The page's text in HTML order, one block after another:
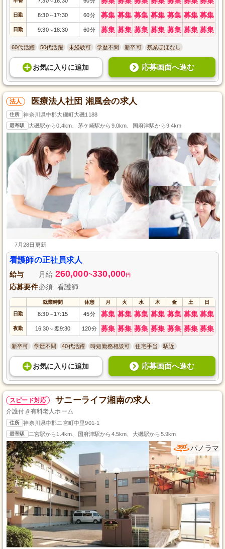
日勤 8:30～ 17:30 60分 募集 募集 募集 募集 募集 募集 募集
日勤 9:30～ 18:30 60分 募集 募集 募集 募集 募集 募集 募集
60代活躍 50代活躍 未経験可 学歴不問 新卒可 残業ほぼなし
お気に入り に追加 応募画面へ進む
法人 医療法人社団 湘風会の求人
住所 神奈川県中郡大磯町大磯1188
最寄駅 大磯駅から0.4km、茅ケ崎駅から9.0km、国府津駅から9.4km
7月28日更新
看護師の正社員求人
給与 月給 260,000~330,000円
応募要件必須: 看護師
就業時間 休憩 月 火 水 木 金 土 日
日勤 8:30～ 17:15 45分 募集 募集 募集 募集 募集 募集 募集
夜勤 16:30～ 翌9:30 120分 募集 募集 募集 募集 募集 募集 募集
新卒可 学歴不問 40代活躍 時短勤務相談可 住宅手当 駅近
お気に入り に追加 応募画面へ進む
スピード対応 サニーライフ湘南の求人
介護付き有料老人ホーム
住所 神奈川県中郡二宮町中里901-1
最寄駅 二宮駅から1.4km、国府津駅から4.5km、大磯駅から5.9km
パノラマ